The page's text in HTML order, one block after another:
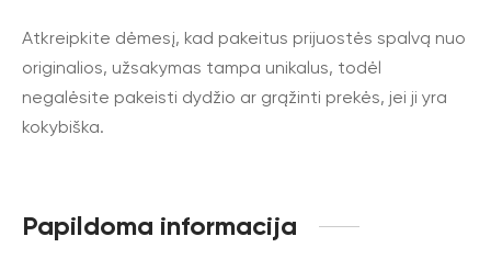
Atkreipkite dėmesį, kad pakeitus prijuostės spalvą nuo
originalios, užsakymas tampa unikalus, todėl
negalėsite pakeisti dydžio ar grąžinti prekės, jei ji yra
kokybiška.
Papildoma informacija